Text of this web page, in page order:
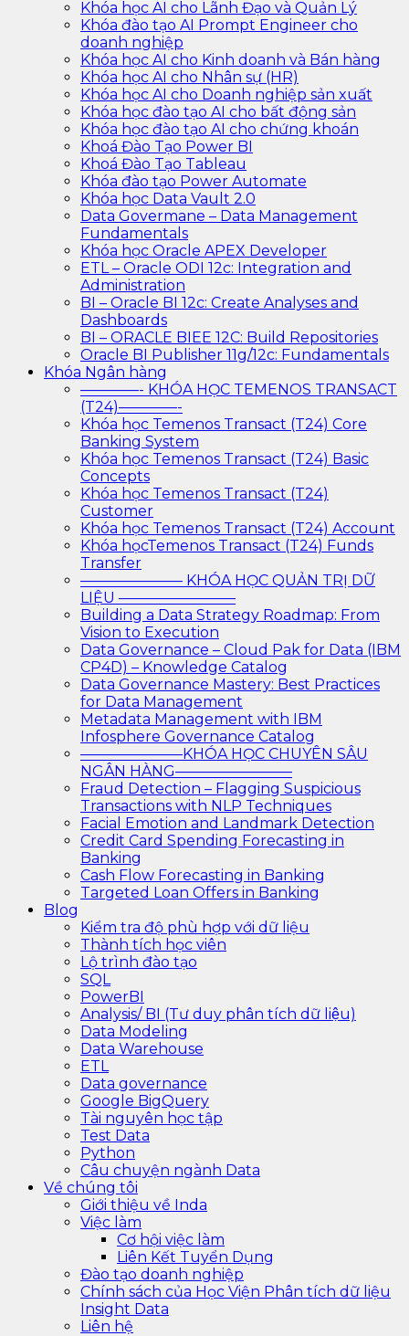
Khóa học AI cho Lãnh Đạo và Quản Lý
Khóa đào tạo AI Prompt Engineer cho
doanh nghiệp
Khóa học AI cho Kinh doanh và Bán hàng
Khóa học AI cho Nhân sự (HR)
Khóa học AI cho Doanh nghiệp sản xuất
Khóa học đào tạo AI cho bất động sản
Khóa học đào tạo AI cho chứng khoán
Khoá Đào Tạo Power BI
Khoá Đào Tạo Tableau
Khóa đào tạo Power Automate
Khóa học Data Vault 2.0
Data Govermane – Data Management
Fundamentals
Khóa học Oracle APEX Developer
ETL – Oracle ODI 12c: Integration and
Administration
BI – Oracle BI 12c: Create Analyses and
Dashboards
BI – ORACLE BIEE 12C: Build Repositories
Oracle BI Publisher 11g/12c: Fundamentals
Khóa Ngân hàng
————- KHÓA HỌC TEMENOS TRANSACT
(T24)————-
Khóa học Temenos Transact (T24) Core
Banking System
Khóa học Temenos Transact (T24) Basic
Concepts
Khóa học Temenos Transact (T24)
Customer
Khóa học Temenos Transact (T24) Account
Khóa họcTemenos Transact (T24) Funds
Transfer
——————— KHÓA HỌC QUẢN TRỊ DỮ
LIỆU ————————
Building a Data Strategy Roadmap: From
Vision to Execution
Data Governance – Cloud Pak for Data (IBM
CP4D) – Knowledge Catalog
Data Governance Mastery: Best Practices
for Data Management
Metadata Management with IBM
Infosphere Governance Catalog
———————KHÓA HỌC CHUYÊN SÂU
NGÂN HÀNG————————
Fraud Detection – Flagging Suspicious
Transactions with NLP Techniques
Facial Emotion and Landmark Detection
Credit Card Spending Forecasting in
Banking
Cash Flow Forecasting in Banking
Targeted Loan Offers in Banking
Blog
Kiểm tra độ phù hợp với dữ liệu
Thành tích học viên
Lộ trình đào tạo
SQL
PowerBI
Analysis/ BI (Tư duy phân tích dữ liệu)
Data Modeling
Data Warehouse
ETL
Data governance
Google BigQuery
Tài nguyên học tập
Test Data
Python
Câu chuyện ngành Data
Về chúng tôi
Giới thiệu về Inda
Việc làm
Cơ hội việc làm
Liên Kết Tuyển Dụng
Đào tạo doanh nghiệp
Chính sách của Học Viện Phân tích dữ liệu
Insight Data
Liên hệ